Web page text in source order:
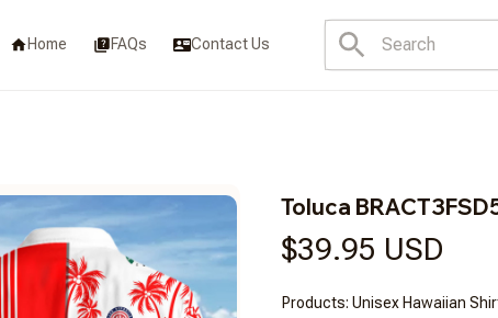
Home FAQs Contact Us
Toluca
$39.95 USD
Products: Unisex Hawaiian